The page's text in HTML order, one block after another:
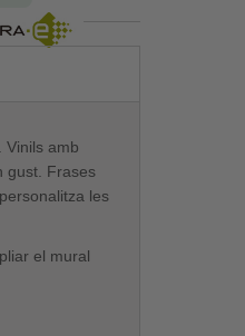
Vinils amb
gust. Frases
les
el mural